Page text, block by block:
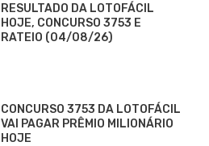
RESULTADO DA LOTOFÁCIL
HOJE, CONCURSO 3753 E
RATEIO (04/08/26)
CONCURSO 3753 DA LOTOFÁCIL
VAI PAGAR PRÊMIO MILIONÁRIO
HOJE